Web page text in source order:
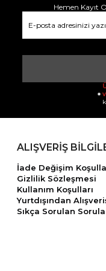
Hemen Kayıt
ALIŞVERİŞ
İade Değişim
Gizlilik Sözleşmesi
Kullanım Koşulları
Yurtdışından
Sıkça Sorulan